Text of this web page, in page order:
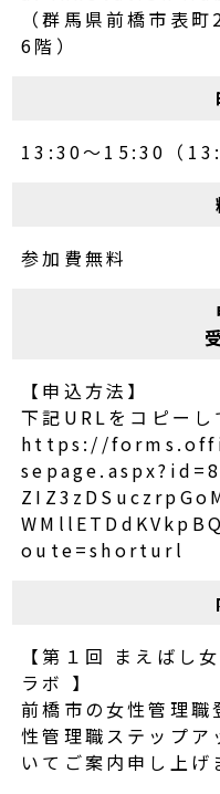
（群馬県前橋市表
6階）
13:30～15:30（
参加費無料
【申込方法】
下記URLをコピーし
https://
oute=shorturl
【第１回 まえばし
ラボ 】
前橋市の女性管理職
性管理職ステップア
いてご案内申し上げ